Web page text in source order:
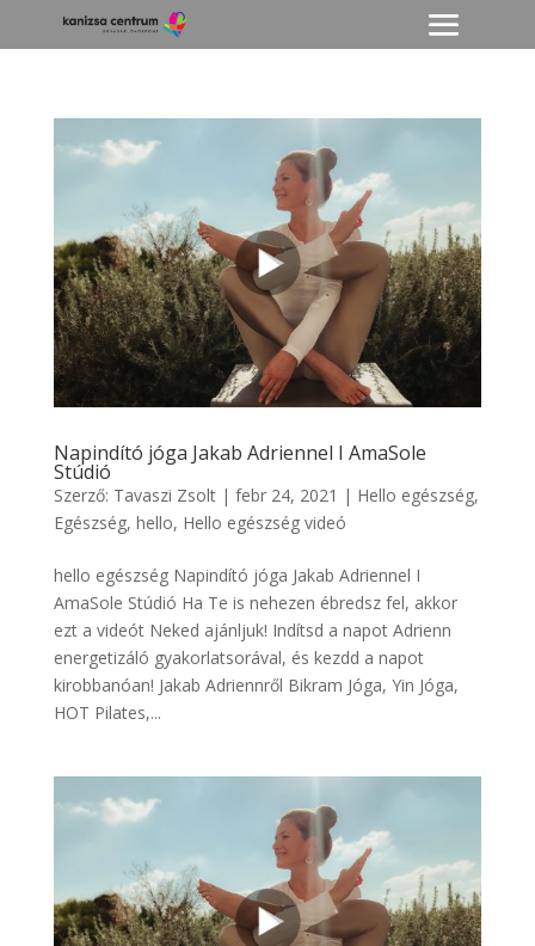
Napindító jóga Jakab Adriennel I AmaSole
Stúdió
Szerző: Tavaszi Zsolt| febr 24, 2021 | Hello egészség,
Egészség, hello, Hello egészség videó
hello egészség Napindító jóga Jakab Adriennel I
AmaSole Stúdió Ha Te is nehezen ébredsz fel, akkor
ezt a videót Neked ajánljuk! Indítsd a napot Adrienn
energetizáló gyakorlatsorával, és kezdd a napot
kirobbanóan! Jakab Adriennről Bikram Jóga, Yin Jóga,
HOT Pilates,...